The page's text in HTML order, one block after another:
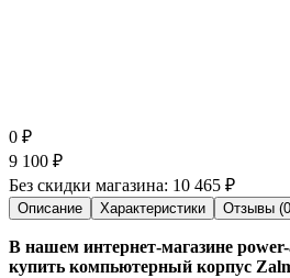
0 ₽
9 100 ₽
Без скидки магазина: 10 465 ₽
Описание Характеристики Отзывы
В нашем интернет-магазине
купить компьютерный корпус